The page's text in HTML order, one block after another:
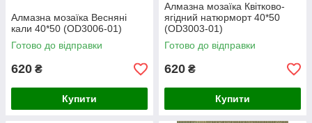
Алмазна мозаїка Весняні
кали 40*50 (OD3006-01)
Готово до відправки
620 ₴
Купити
Алмазна мозаїка Квітково-
ягідний натюрморт 40*50
(OD3003-01)
Готово до відправки
620 ₴
Купити